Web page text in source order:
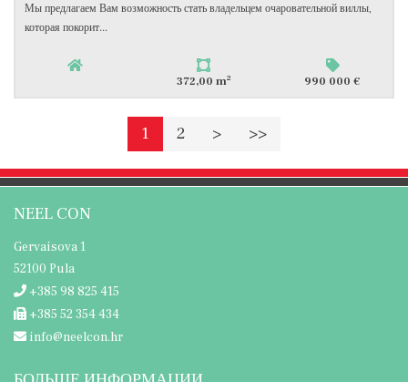
Мы предлагаем Вам возможность стать владельцем очаровательной виллы,
которая покорит...
372,00 m2 990 000 €
1 2 > >>
NEEL CON
Gervaisova 1
52100 Pula
+385 98 825 415
+385 52 354 434
info@neelcon.hr